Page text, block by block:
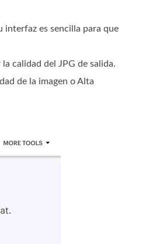
interfaz es sencilla para que
calidad del JPG de salida.
de la imagen o Alta